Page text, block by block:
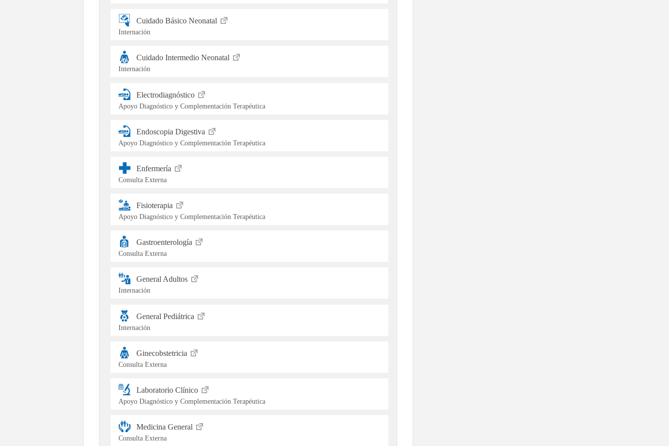
Cuidado Básico Neonatal
Internación
Cuidado Intermedio Neonatal
Internación
Electrodiagnóstico
Apoyo Diagnóstico y Complementación Terapéutica
Endoscopia Digestiva
Apoyo Diagnóstico y Complementación Terapéutica
Enfermería
Consulta Externa
Fisioterapia
Apoyo Diagnóstico y Complementación Terapéutica
Gastroenterología
Consulta Externa
General Adultos
Internación
General Pediátrica
Internación
Ginecobstetricia
Consulta Externa
Laboratorio Clínico
Apoyo Diagnóstico y Complementación Terapéutica
Medicina General
Consulta Externa